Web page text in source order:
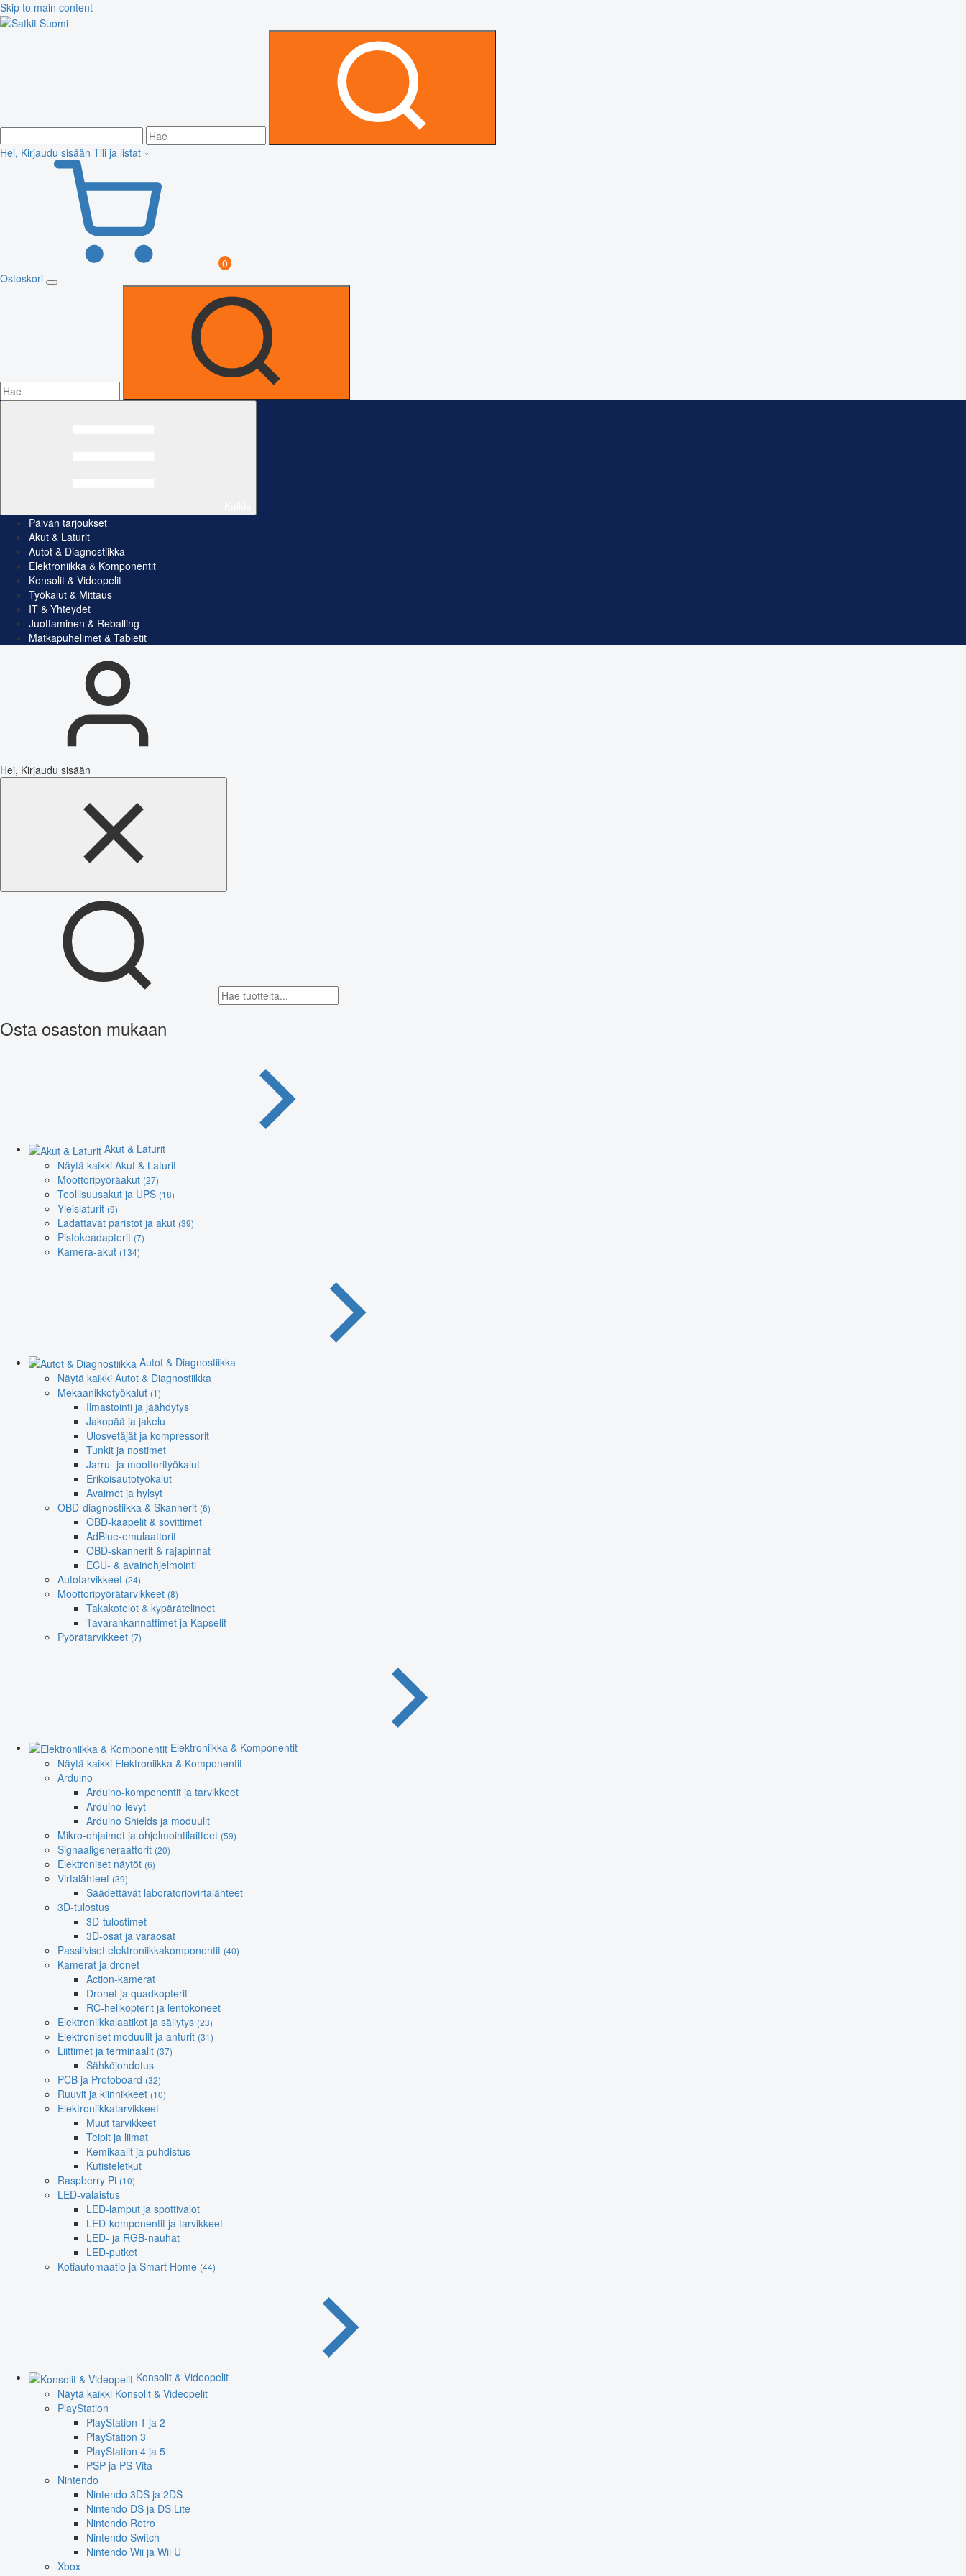
Skip to main content
Hei, Kirjaudu sisään Tili ja listat
0
Ostoskori
Päivän tarjoukset
Akut & Laturit
Autot & Diagnostiikka
Elektroniikka & Komponentit
Konsolit & Videopelit
Työkalut & Mittaus
IT & Yhteydet
Juottaminen & Reballing
Matkapuhelimet & Tabletit
Hei, Kirjaudu sisään
Osta osaston mukaan
Akut & Laturit
Näytä kaikki Akut & Laturit
Moottoripyöräakut (27)
Teollisuusakut ja UPS (18)
Yleislaturit (9)
Ladattavat paristot ja akut (39)
Pistokeadapterit (7)
Kamera-akut (134)
Autot & Diagnostiikka
Näytä kaikki Autot & Diagnostiikka
Mekaanikkotyökalut (1)
Ilmastointi ja jäähdytys
Jakopää ja jakelu
Ulosvetäjät ja kompressorit
Tunkit ja nostimet
Jarru- ja moottorityökalut
Erikoisautotyökalut
Avaimet ja hylsyt
OBD-diagnostiikka & Skannerit (6)
OBD-kaapelit & sovittimet
AdBlue-emulaattorit
OBD-skannerit & rajapinnat
ECU- & avainohjelmointi
Autotarvikkeet (24)
Moottoripyörätarvikkeet (8)
Takakotelot & kypärätelineet
Tavarankannattimet ja Kapselit
Pyörätarvikkeet (7)
Elektroniikka & Komponentit
Näytä kaikki Elektroniikka & Komponentit
Arduino
Arduino-komponentit ja tarvikkeet
Arduino-levyt
Arduino Shields ja moduulit
Mikro-ohjaimet ja ohjelmointilaitteet (59)
Signaaligeneraattorit (20)
Elektroniset näytöt (6)
Virtalähteet (39)
Säädettävät laboratoriovirtalähteet
3D-tulostus
3D-tulostimet
3D-osat ja varaosat
Passiiviset elektroniikkakomponentit (40)
Kamerat ja dronet
Action-kamerat
Dronet ja quadkopterit
RC-helikopterit ja lentokoneet
Elektroniikkalaatikot ja säilytys (23)
Elektroniset moduulit ja anturit (31)
Liittimet ja terminaalit (37)
Sähköjohdotus
PCB ja Protoboard (32)
Ruuvit ja kiinnikkeet (10)
Elektroniikkatarvikkeet
Muut tarvikkeet
Teipit ja liimat
Kemikaalit ja puhdistus
Kutisteletkut
Raspberry Pi (10)
LED-valaistus
LED-lamput ja spottivalot
LED-komponentit ja tarvikkeet
LED- ja RGB-nauhat
LED-putket
Kotiautomaatio ja Smart Home (44)
Konsolit & Videopelit
Näytä kaikki Konsolit & Videopelit
PlayStation
PlayStation 1 ja 2
PlayStation 3
PlayStation 4 ja 5
PSP ja PS Vita
Nintendo
Nintendo 3DS ja 2DS
Nintendo DS ja DS Lite
Nintendo Retro
Nintendo Switch
Nintendo Wii ja Wii U
Xbox